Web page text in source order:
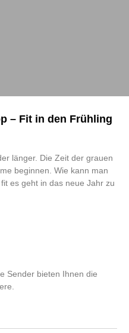
– Fit in den Frühling
länger. Die Zeit der grauen
beginnen. Wie kann man
es geht in das neue Jahr zu
Sender bieten Ihnen die